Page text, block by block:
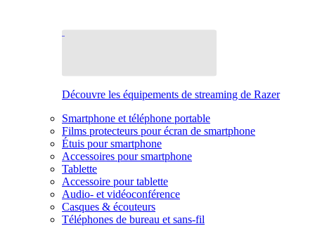
Découvre les équipements de streaming de Razer
Smartphone et téléphone portable
Films protecteurs pour écran de smartphone
Étuis pour smartphone
Accessoires pour smartphone
Tablette
Accessoire pour tablette
Audio- et vidéoconférence
Casques & écouteurs
Téléphones de bureau et sans-fil